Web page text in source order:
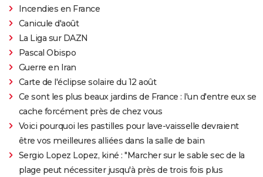
Incendies en France
Canicule d'août
La Liga sur DAZN
Pascal Obispo
Guerre en Iran
Carte de l'éclipse solaire du 12 août
Ce sont les plus beaux jardins de France : l'un d'entre eux se
cache forcément près de chez vous
Voici pourquoi les pastilles pour lave-vaisselle devraient
être vos meilleures alliées dans la salle de bain
Sergio Lopez Lopez, kiné : "Marcher sur le sable sec de la
plage peut nécessiter jusqu'à près de trois fois plus